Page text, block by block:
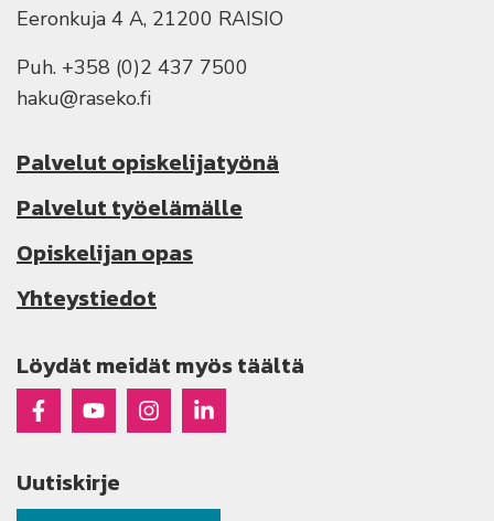
Eeronkuja 4 A, 21200 RAISIO
Puh. +358 (0)2 437 7500
haku@raseko.fi
Palvelut opiskelijatyönä
Palvelut työelämälle
Opiskelijan opas
Yhteystiedot
Löydät meidät myös täältä
Raseko Facebookissa
Raseko Youtubessa
Raseko Instagramissa
Raseko Linkedinissä
Uutiskirje